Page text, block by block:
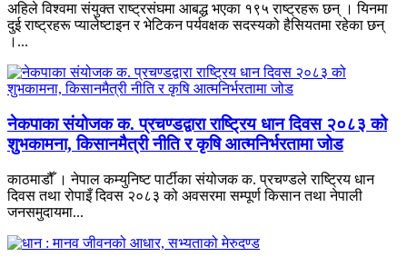
अहिले विश्वमा संयुक्त राष्ट्रसंघमा आबद्ध भएका १९५ राष्ट्रहरू छन् । यिनमा
दुई राष्ट्रहरू प्यालेष्टाइन र भेटिकन पर्यवक्षक सदस्यको हैसियतमा रहेका छन्
।...
नेकपाका संयोजक क. प्रचण्डद्वारा राष्ट्रिय धान दिवस २०८३ को
शुभकामना, किसानमैत्री नीति र कृषि आत्मनिर्भरतामा जोड
काठमाडौँ । नेपाल कम्युनिष्ट पार्टीका संयोजक क. प्रचण्डले राष्ट्रिय धान
दिवस तथा रोपाइँ दिवस २०८३ को अवसरमा सम्पूर्ण किसान तथा नेपाली
जनसमुदायमा...